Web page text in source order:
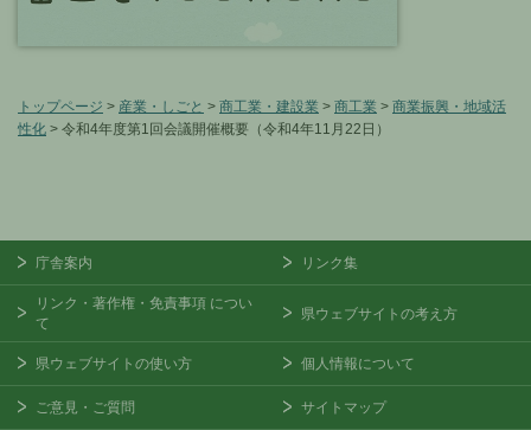
トップページ > 産業・しごと > 商工業・建設業 > 商工業 > 商業振興・地域活
性化 > 令和4年度第1回会議開催概要（令和4年11月22日）
庁舎案内 リンク集
リンク・著作権・免責事項 につい
て
県ウェブサイトの考え方
県ウェブサイトの使い方 個人情報について
ご意見・ご質問 サイトマップ